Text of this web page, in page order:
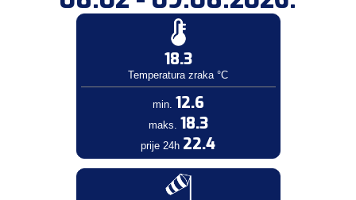
18.3
Temperatura zraka °C
min. 12.6
maks. 18.3
prije 24h 22.4